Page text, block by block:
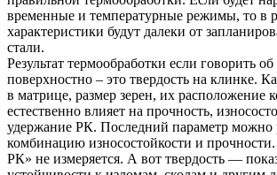
временные и температурные режимы, то в
характеристики будут далеки от
стали.
Результат термообработки если говорить
поверхностно – это твердость на клинке.
в матрице, размер зерен, их расположение
естественно влияет на прочность,
удержание РК. Последний параметр можно
комбинацию износостойкости и
РК» не измеряется. А вот твердость —